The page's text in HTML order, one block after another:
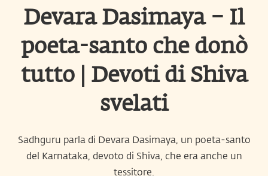
Devara Dasimaya – Il
poeta-santo che donò
tutto | Devoti di Shiva
svelati
Sadhguru parla di Devara Dasimaya, un poeta-santo
del Karnataka, devoto di Shiva, che era anche un
tessitore.